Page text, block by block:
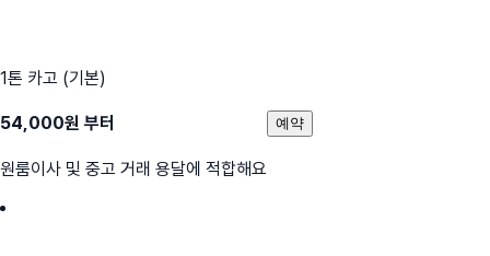
1톤 카고 (기본)
54,000원 부터
원룸이사 및 중고 거래 용달에 적합해요
예약